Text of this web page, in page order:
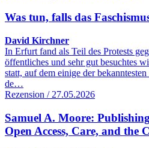
Was tun, falls das
David Kirchner
In Erfurt fand als Teil des Protests
öffentliches und sehr gut besuchtes
statt, auf dem einige der
de…
Rezension / 27.05.2026
Samuel A. Moore:
Open Access, Care, and the